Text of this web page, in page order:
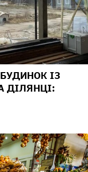
ІЗ
ДІЛЯНЦІ: